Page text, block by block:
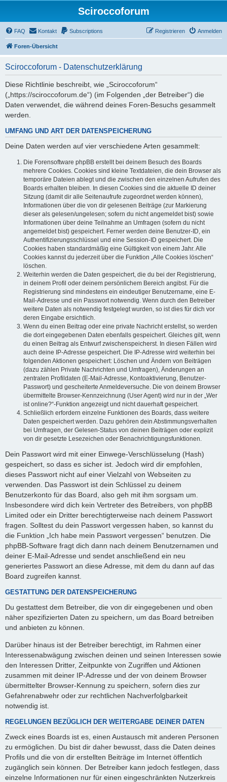
Sciroccoforum
FAQ Kontakt Subscriptions Anmelden
Registrieren
Foren-Übersicht
Sciroccoforum - Datenschutzerklärung
Diese Richtlinie beschreibt, wie „Sciroccoforum“
(„https://sciroccoforum.de“) (im Folgenden „der Betreiber“) die
Daten verwendet, die während deines Foren-Besuchs gesammelt
werden.
UMFANG UND ART DER DATENSPEICHERUNG
Deine Daten werden auf vier verschiedene Arten gesammelt:
Die Forensoftware phpBB erstellt bei deinem Besuch des Boards
mehrere Cookies. Cookies sind kleine Textdateien, die dein Browser als
temporäre Dateien ablegt und die zwischen den einzelnen Aufrufen des
Boards erhalten bleiben. In diesen Cookies sind die aktuelle ID deiner
Sitzung (damit dir alle Seitenaufrufe zugeordnet werden können),
Informationen über die von dir gelesenen Beiträge (zur Markierung
dieser als gelesen/ungelesen; sofern du nicht angemeldet bist) sowie
Informationen über deine Teilnahme an Umfragen (sofern du nicht
angemeldet bist) gespeichert. Ferner werden deine Benutzer-ID, ein
Authentifizierungsschlüssel und eine Session-ID gespeichert. Die
Cookies haben standardmäßig eine Gültigkeit von einem Jahr. Alle
Cookies kannst du jederzeit über die Funktion „Alle Cookies löschen“
löschen.
Weiterhin werden die Daten gespeichert, die du bei der Registrierung,
in deinem Profil oder deinem persönlichem Bereich angibst. Für die
Registrierung sind mindestens ein eindeutiger Benutzername, eine E-
Mail-Adresse und ein Passwort notwendig. Wenn durch den Betreiber
weitere Daten als notwendig festgelegt wurden, so ist dies für dich vor
deren Eingabe ersichtlich.
Wenn du einen Beitrag oder eine private Nachricht erstellst, so werden
die dort eingegebenen Daten ebenfalls gespeichert. Gleiches gilt, wenn
du einen Beitrag als Entwurf zwischenspeicherst. In diesen Fällen wird
auch deine IP-Adresse gespeichert. Die IP-Adresse wird weiterhin bei
folgenden Aktionen gespeichert: Löschen und Ändern von Beiträgen
(dazu zählen Private Nachrichten und Umfragen), Änderungen an
zentralen Profildaten (E-Mail-Adresse, Kontoaktivierung, Benutzer-
Passwort) und gescheiterte Anmeldeversuche. Die von deinem Browser
übermittelte Browser-Kennzeichnung (User Agent) wird nur in der „Wer
ist online?“-Funktion angezeigt und nicht dauerhaft gespeichert.
Schließlich erfordern einzelne Funktionen des Boards, dass weitere
Daten gespeichert werden. Dazu gehören dein Abstimmungsverhalten
bei Umfragen, der Gelesen-Status von deinen Beiträgen oder explizit
von dir gesetzte Lesezeichen oder Benachrichtigungsfunktionen.
Dein Passwort wird mit einer Einwege-Verschlüsselung (Hash)
gespeichert, so dass es sicher ist. Jedoch wird dir empfohlen,
dieses Passwort nicht auf einer Vielzahl von Webseiten zu
verwenden. Das Passwort ist dein Schlüssel zu deinem
Benutzerkonto für das Board, also geh mit ihm sorgsam um.
Insbesondere wird dich kein Vertreter des Betreibers, von phpBB
Limited oder ein Dritter berechtigterweise nach deinem Passwort
fragen. Solltest du dein Passwort vergessen haben, so kannst du
die Funktion „Ich habe mein Passwort vergessen“ benutzen. Die
phpBB-Software fragt dich dann nach deinem Benutzernamen und
deiner E-Mail-Adresse und sendet anschließend ein neu
generiertes Passwort an diese Adresse, mit dem du dann auf das
Board zugreifen kannst.
GESTATTUNG DER DATENSPEICHERUNG
Du gestattest dem Betreiber, die von dir eingegebenen und oben
näher spezifizierten Daten zu speichern, um das Board betreiben
und anbieten zu können.
Darüber hinaus ist der Betreiber berechtigt, im Rahmen einer
Interessenabwägung zwischen deinen und seinen Interessen sowie
den Interessen Dritter, Zeitpunkte von Zugriffen und Aktionen
zusammen mit deiner IP-Adresse und der von deinem Browser
übermittelter Browser-Kennung zu speichern, sofern dies zur
Gefahrenabwehr oder zur rechtlichen Nachverfolgbarkeit
notwendig ist.
REGELUNGEN BEZÜGLICH DER WEITERGABE DEINER DATEN
Zweck eines Boards ist es, einen Austausch mit anderen Personen
zu ermöglichen. Du bist dir daher bewusst, dass die Daten deines
Profils und die von dir erstellten Beiträge im Internet öffentlich
zugänglich sein können. Der Betreiber kann jedoch festlegen, dass
einzelne Informationen nur für einen eingeschränkten Nutzerkreis